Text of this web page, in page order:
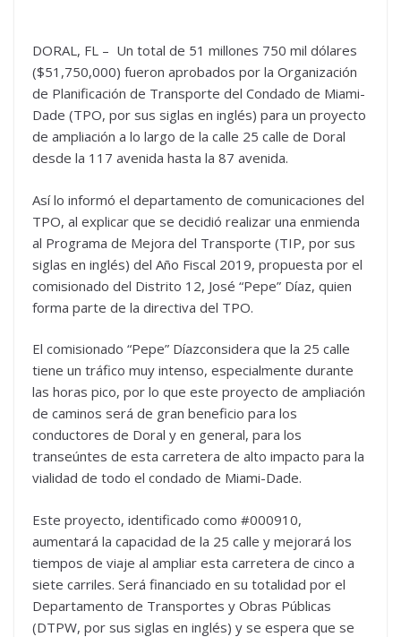
DORAL, FL – Un total de 51 millones 750 mil dólares
($51,750,000) fueron aprobados por la Organización
de Planificación de Transporte del Condado de Miami-
Dade (TPO, por sus siglas en inglés) para un proyecto
de ampliación a lo largo de la calle 25 calle de Doral
desde la 117 avenida hasta la 87 avenida.
Así lo informó el departamento de comunicaciones del
TPO, al explicar que se decidió realizar una enmienda
al Programa de Mejora del Transporte (TIP, por sus
siglas en inglés) del Año Fiscal 2019, propuesta por el
comisionado del Distrito 12, José “Pepe” Díaz, quien
forma parte de la directiva del TPO.
El comisionado “Pepe” Díazconsidera que la 25 calle
tiene un tráfico muy intenso, especialmente durante
las horas pico, por lo que este proyecto de ampliación
de caminos será de gran beneficio para los
conductores de Doral y en general, para los
transeúntes de esta carretera de alto impacto para la
vialidad de todo el condado de Miami-Dade.
Este proyecto, identificado como #000910,
aumentará la capacidad de la 25 calle y mejorará los
tiempos de viaje al ampliar esta carretera de cinco a
siete carriles. Será financiado en su totalidad por el
Departamento de Transportes y Obras Públicas
(DTPW, por sus siglas en inglés) y se espera que se